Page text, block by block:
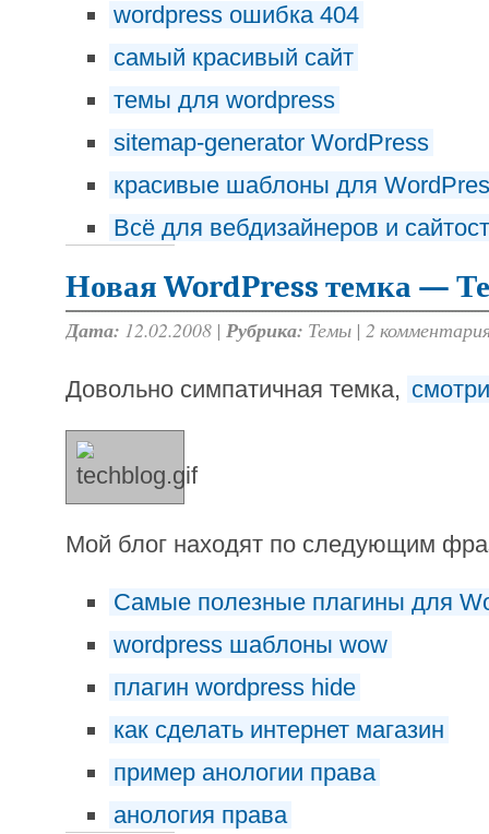
wordpress ошибка 404
самый красивый сайт
темы для wordpress
sitemap-generator WordPress
красивые шаблоны для
Всё для вебдизайнеров и
Новая WordPress темка —
Дата: 12.02.2008 | Рубрика: Темы | 2
Довольно симпатичная темка,
Мой блог находят по следующим
Самые полезные плагины для
wordpress шаблоны wow
плагин wordpress hide
как сделать интернет магазин
пример анологии права
анология права